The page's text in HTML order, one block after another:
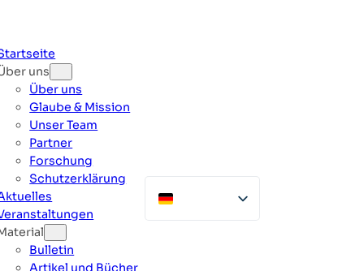
springen
uns
Über uns
Glaube & Mission
Unser Team
Partner
Forschung
Schutzerklärung
Bulletin
Artikel und Bücher